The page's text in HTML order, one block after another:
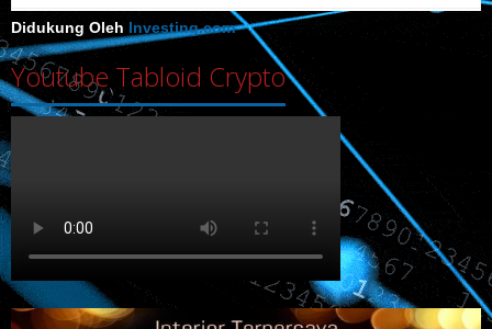
Didukung Oleh Investing.com
Youtube Tabloid Crypto